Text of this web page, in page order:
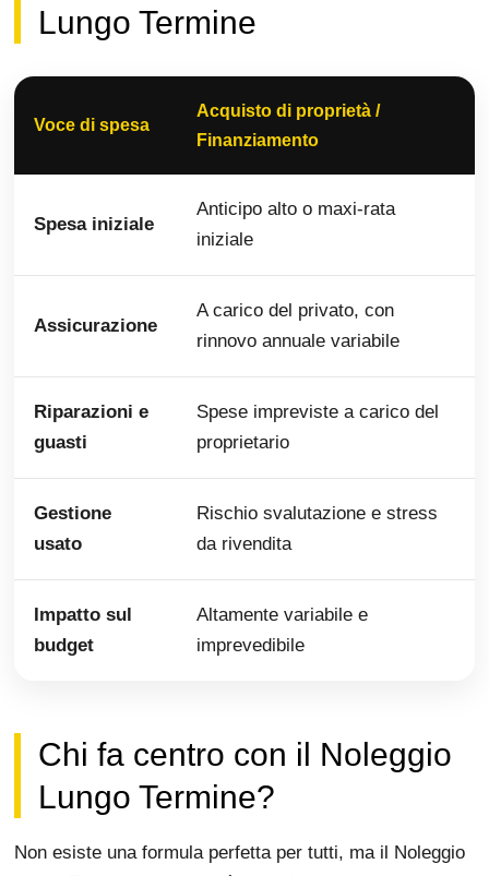
Lungo Termine
Voce di spesa
Acquisto di proprietà /
Finanziamento
Spesa iniziale
Anticipo alto o maxi-rata
iniziale
Assicurazione
A carico del privato, con
rinnovo annuale variabile
Riparazioni e
guasti
Spese impreviste a carico del
proprietario
Gestione
usato
Rischio svalutazione e stress
da rivendita
Impatto sul
budget
Altamente variabile e
imprevedibile
Chi fa centro con il Noleggio
Lungo Termine?
Non esiste una formula perfetta per tutti, ma il Noleggio